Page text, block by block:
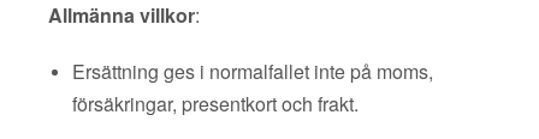
Allmänna villkor:
Ersättning ges i normalfallet inte på moms,
försäkringar, presentkort och frakt.